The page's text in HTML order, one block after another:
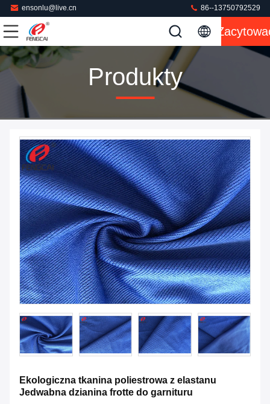
ensonlu@live.cn 86--13750792529
Produkty
Ekologiczna tkanina poliestrowa z elastanu
Jedwabna dzianina frotte do garnituru